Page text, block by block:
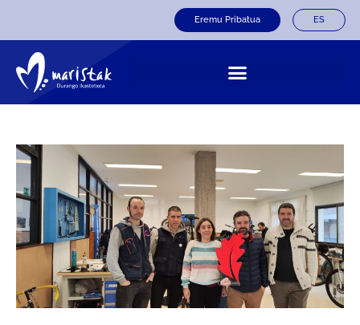
Eremu Pribatua ES